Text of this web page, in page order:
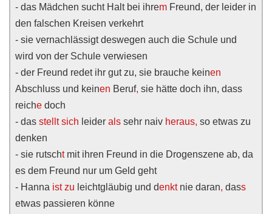
- das Mädchen sucht Halt bei ihrem Freund, der leider in
den falschen Kreisen verkehrt
- sie vernachlässigt deswegen auch die Schule und
wird von der Schule verwiesen
- der Freund redet ihr gut zu, sie brauche keinen
Abschluss und keinen Beruf, sie hätte doch ihn, dass
reiche doch
- das stellt sich leider als sehr naiv heraus, so etwas zu
denken
- sie rutschtmit ihren Freund in die Drogenszene ab, da
es dem Freund nur um Geld geht
- Hanna istzu leichtgläubig und denktnie daran, dass
etwas passieren könne